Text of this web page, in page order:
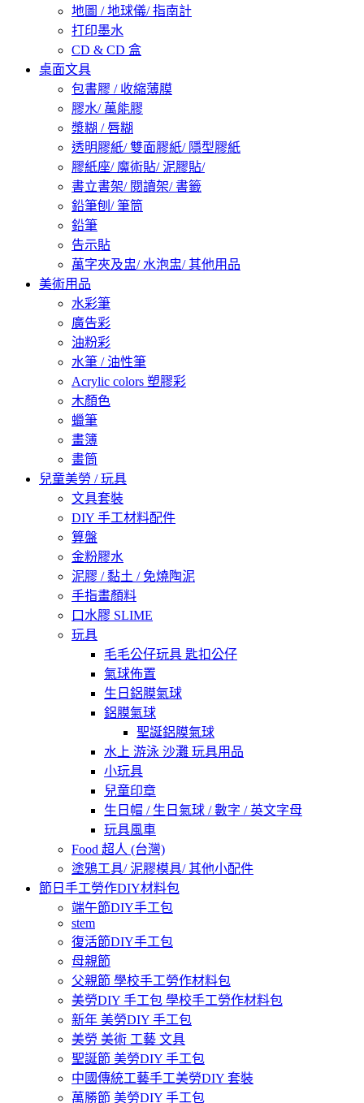
地圖 / 地球儀/ 指南計
打印墨水
CD & CD 盒
桌面文具
包書膠 / 收縮薄膜
膠水/ 萬能膠
漿糊 / 唇糊
透明膠紙/ 雙面膠紙/ 隱型膠紙
膠紙座/ 魔術貼/ 泥膠貼/
書立書架/ 閱讀架/ 書籤
鉛筆刨/ 筆筒
鉛筆
告示貼
萬字夾及盅/ 水泡盅/ 其他用品
美術用品
水彩筆
廣告彩
油粉彩
水筆 / 油性筆
Acrylic colors 塑膠彩
木顏色
蠟筆
畫簿
畫筒
兒童美勞 / 玩具
文具套裝
DIY 手工材料配件
算盤
金粉膠水
泥膠 / 黏土 / 免燒陶泥
手指畫顏料
口水膠 SLIME
玩具
毛毛公仔玩具 匙扣公仔
氣球佈置
生日鋁膜氣球
鋁膜氣球
聖誕鋁膜氣球
水上 游泳 沙灘 玩具用品
小玩具
兒童印章
生日帽 / 生日氣球 / 數字 / 英文字母
玩具風車
Food 超人 (台灣)
塗鴉工具/ 泥膠模具/ 其他小配件
節日手工勞作DIY材料包
端午節DIY手工包
stem
復活節DIY手工包
母親節
父親節 學校手工勞作材料包
美勞DIY 手工包 學校手工勞作材料包
新年 美勞DIY 手工包
美勞 美術 工藝 文具
聖誕節 美勞DIY 手工包
中國傳統工藝手工美勞DIY 套裝
萬勝節 美勞DIY 手工包